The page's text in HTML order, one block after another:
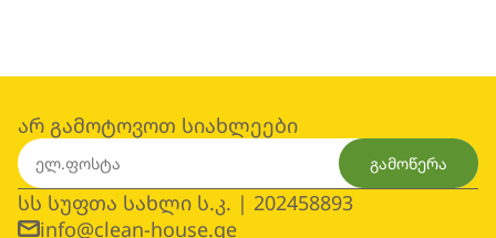
არ გამოტოვოთ სიახლეები
გამოწერა
სს სუფთა სახლი ს.კ. | 202458893
info@clean-house.ge